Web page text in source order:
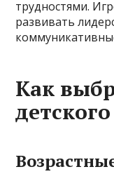
трудностями.
развивать
Как